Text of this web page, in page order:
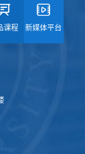
课程 新媒体平台